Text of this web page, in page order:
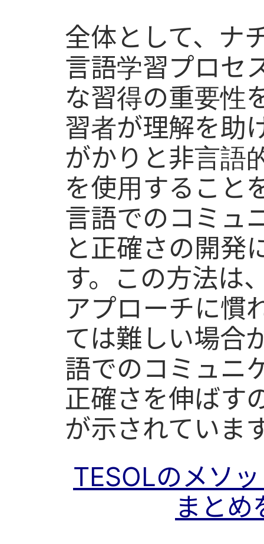
全体として、ナ
言語学習プロセ
な習得の重要性
習者が理解を助
がかりと非言語
を使用すること
言語でのコミュ
と正確さの開発
す。この方法は
アプローチに慣
ては難しい場合
語でのコミュニ
正確さを伸ばす
が示されていま
TESOLのメソ
まと